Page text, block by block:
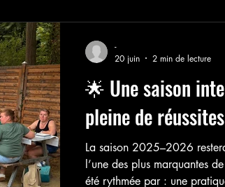
🌟 Une saison
pleine de réussites
La saison 2025–2026
l’une des plus marquantes
été rythmée par : une
-
20 juin
2 min de lecture